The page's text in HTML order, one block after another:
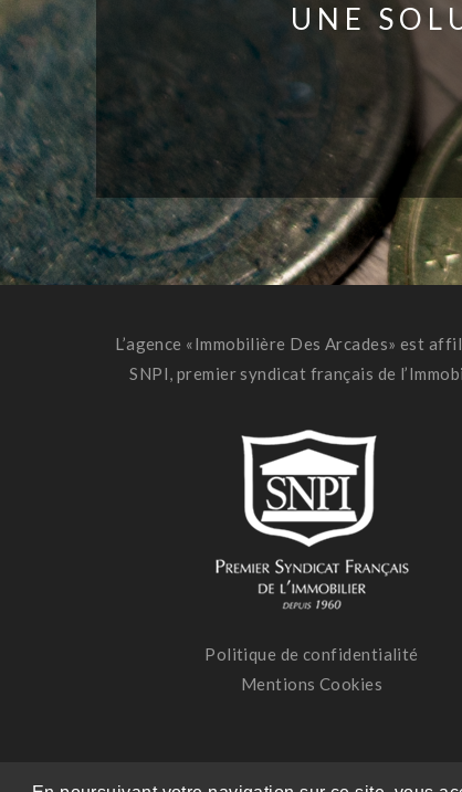
UNE
L’agence «Immobilière Des Arcades» est
SNPI, premier syndicat français de
Politique de confidentialité
Mentions Cookies